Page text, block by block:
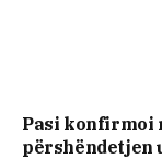
Pasi konfirmoi
përshëndetjen